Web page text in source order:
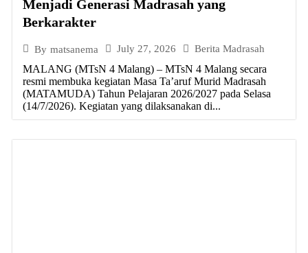
Menjadi Generasi Madrasah yang
Berkarakter
By matsanema July 27, 2026 Berita Madrasah
MALANG (MTsN 4 Malang) – MTsN 4 Malang secara
resmi membuka kegiatan Masa Ta’aruf Murid Madrasah
(MATAMUDA) Tahun Pelajaran 2026/2027 pada Selasa
(14/7/2026). Kegiatan yang dilaksanakan di...